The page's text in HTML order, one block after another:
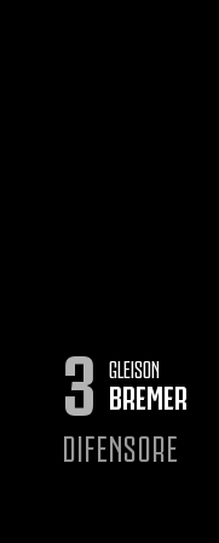
3 GLEISON
BREMER
DIFENSORE